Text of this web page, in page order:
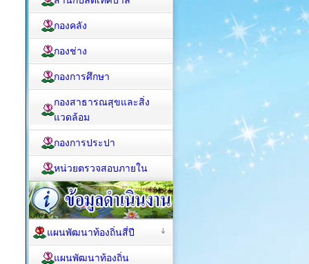
กองคลัง
กองช่าง
กองการศึกษา
กองสาธารณสุขและสิ่ง
แวดล้อม
กองการประปา
หน่วยตรวจสอบภายใน
แผนพัฒนาท้องถิ่นสี่ปี
แผนพัฒนาท้องถิ่น